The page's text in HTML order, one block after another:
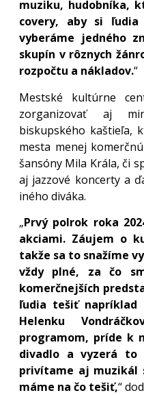
muziku, hudobníka,
covery, aby si ľudia
vyberáme jedného
skupín v rôznych
rozpočtu a nákladov.“
Mestské kultúrne
zorganizovať aj
biskupského kaštieľa,
mesta menej
šansóny Mila Krála, či
aj jazzové koncerty a
iného diváka.
„Prvý polrok roka
akciami. Záujem o
takže sa to snažíme
vždy plné, za čo
komerčnejších
ľudia tešiť napríklad
Helenku
programom, príde k
divadlo a vyzerá
privítame aj muzikál
máme na čo tešiť,“